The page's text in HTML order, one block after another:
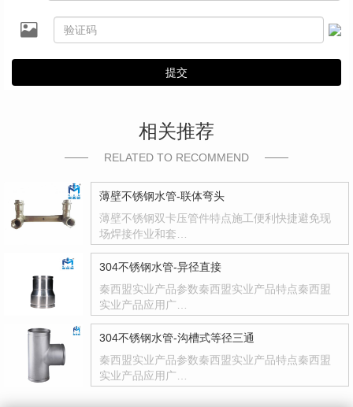
提交
相关推荐
RELATED TO RECOMMEND
薄壁不锈钢水管-联体弯头
薄壁不锈钢双卡压管件特点施工便利快捷避免现
场焊接作业和套…
304不锈钢水管-异径直接
秦西盟实业产品参数秦西盟实业产品特点秦西盟
实业产品应用广…
304不锈钢水管-沟槽式等径三通
秦西盟实业产品参数秦西盟实业产品特点秦西盟
实业产品应用广…